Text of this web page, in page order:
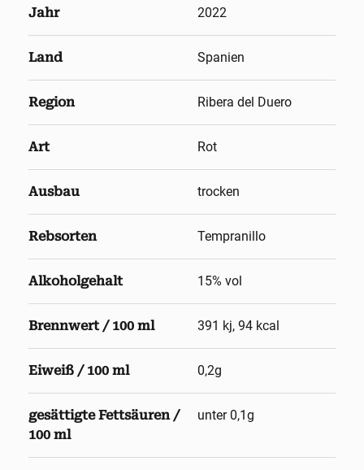
Jahr 2022
Land Spanien
Region Ribera del Duero
Art Rot
Ausbau trocken
Rebsorten Tempranillo
Alkoholgehalt 15% vol
Brennwert / 100 ml 391 kj, 94 kcal
Eiweiß / 100 ml 0,2g
gesättigte Fettsäuren /
100 ml
unter 0,1g